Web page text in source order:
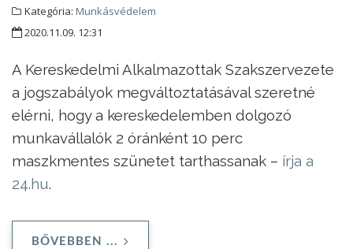
Kategória: Munkásvédelem
2020.11.09. 12:31
A Kereskedelmi Alkalmazottak Szakszervezete
a jogszabályok megváltoztatásával szeretné
elérni, hogy a kereskedelemben dolgozó
munkavállalók 2 óránként 10 perc
maszkmentes szünetet tarthassanak – írja a
24.hu.
BŐVEBBEN ...